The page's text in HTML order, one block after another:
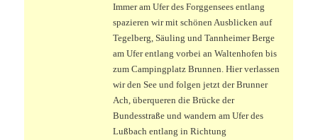
Immer am Ufer des Forggensees entlang
spazieren wir mit schönen Ausblicken auf
Tegelberg, Säuling und Tannheimer Berge
am Ufer entlang vorbei an Waltenhofen bis
zum Campingplatz Brunnen. Hier verlassen
wir den See und folgen jetzt der Brunner
Ach, überqueren die Brücke der
Bundesstraße und wandern am Ufer des
Lußbach entlang in Richtung